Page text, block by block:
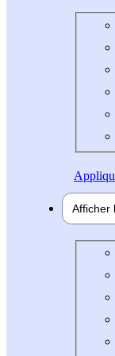
Afficher